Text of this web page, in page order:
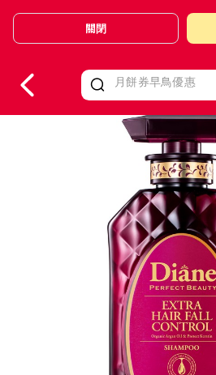
Valid Until 30 June 2026
關閉